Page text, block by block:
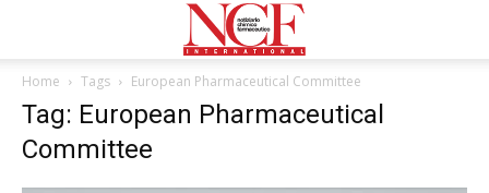
Home Tags European Pharmaceutical Committee
Tag: European Pharmaceutical
Committee